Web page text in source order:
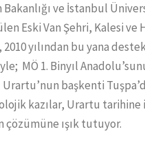
ve İstanbul
Eski Van Şehri, Kalesi ve
2010 yılından bu yana
MÖ 1. Binyıl
başkenti
kazılar, Urartu tarihine
ışık tutuyor.